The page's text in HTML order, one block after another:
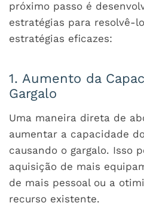
próximo passo é
estratégias para resolvê-
estratégias eficazes:
1. Aumento da
Gargalo
Uma maneira direta de
aumentar a capacidade
causando o gargalo. Isso
aquisição de mais
de mais pessoal ou a
recurso existente.